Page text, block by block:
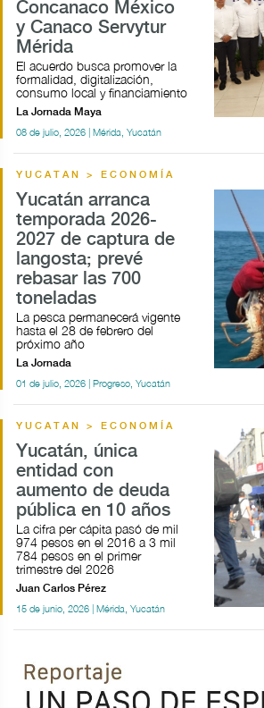
Concanaco México
y Canaco Servytur
Mérida
El acuerdo busca promover la
formalidad, digitalización,
consumo local y financiamiento
La Jornada Maya
08 de julio, 2026 | Mérida, Yucatán
YUCATAN > ECONOMÍA
Yucatán arranca
temporada 2026-
2027 de captura de
langosta; prevé
rebasar las 700
toneladas
La pesca permanecerá vigente
hasta el 28 de febrero del
próximo año
La Jornada
01 de julio, 2026 | Progreso, Yucatán
YUCATAN > ECONOMÍA
Yucatán, única
entidad con
aumento de deuda
pública en 10 años
La cifra per cápita pasó de mil
974 pesos en el 2016 a 3 mil
784 pesos en el primer
trimestre del 2026
Juan Carlos Pérez
15 de junio, 2026 | Mérida, Yucatán